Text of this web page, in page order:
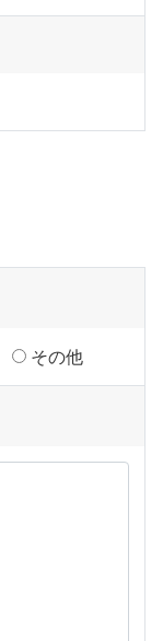
その他